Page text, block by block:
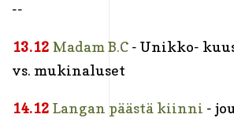
--
13.12 Madam B.C - Unikko-
vs. mukinaluset
14.12 Langan päästä kiinni -